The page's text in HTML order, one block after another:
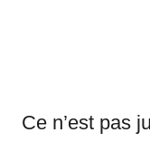
Ce n’est pas